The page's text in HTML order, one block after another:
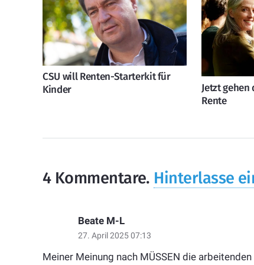
CSU will Renten-Starterkit für
Kinder
Jetzt
Rente
4 Kommentare. Hinterlasse
Beate M-L
27. April 2025 07:13
Meiner Meinung nach MÜSSEN die